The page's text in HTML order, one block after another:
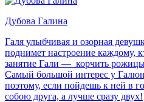
Дубова Галина
Галя улыбчивая и озорная
поднимет настроение каждому,
занятие Гали — корчить
Самый большой интерес у
поэтому, если пойдешь к ней в
собою друга, а лучше сразу двух!